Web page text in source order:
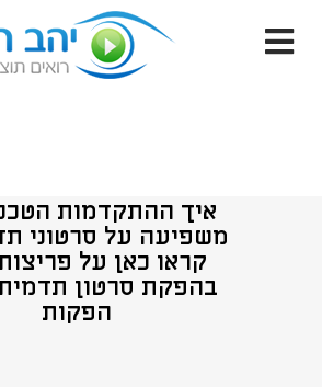
איך ההתקדמות
משפיעה על סרטוני
קראו כאן על
בהפקת סרטון
הפקות